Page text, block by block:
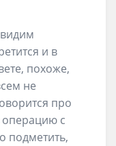
и в
похоже,
не
про
операцию с
подметить,